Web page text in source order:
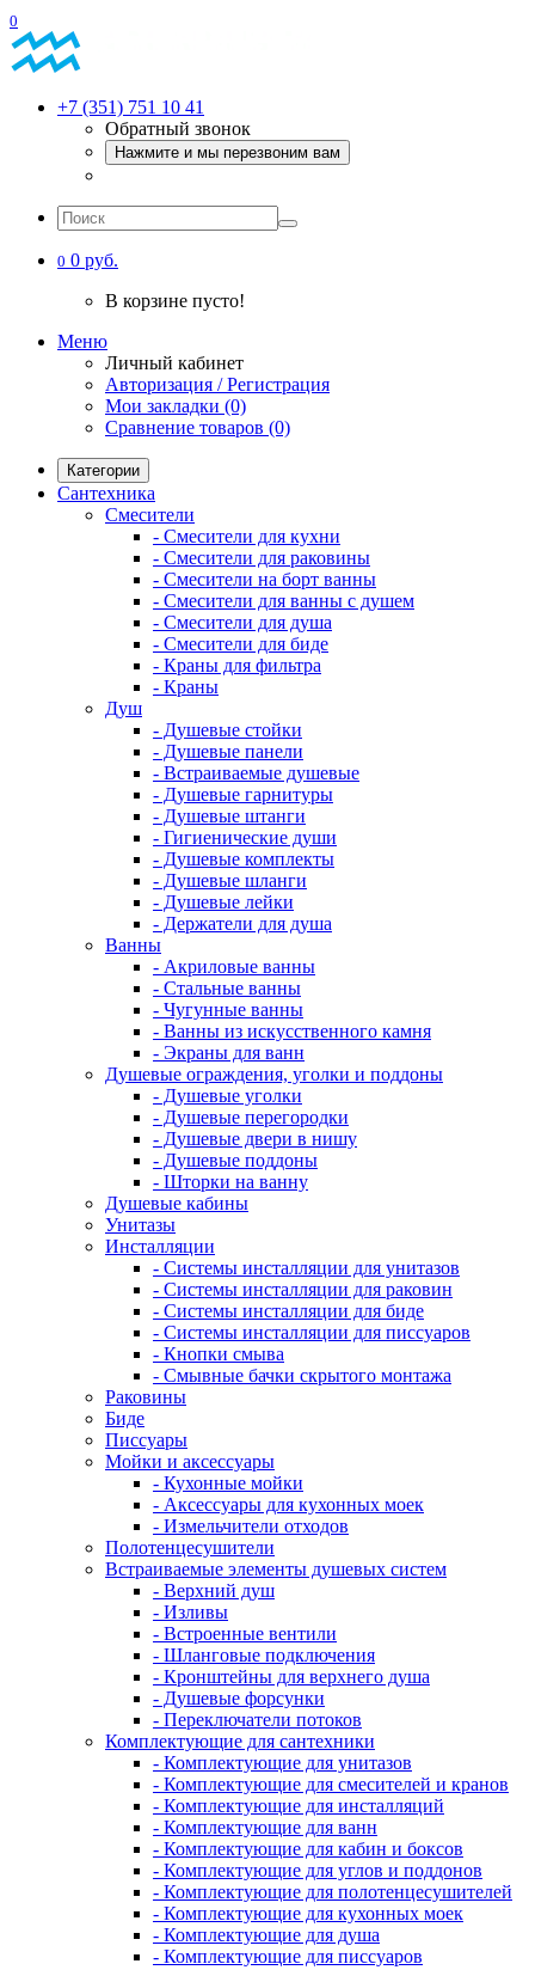
0
+7 (351) 751 10 41
Обратный звонок
Нажмите и мы перезвоним вам
0 0 руб.
В корзине пусто!
Меню
Личный кабинет
Авторизация / Регистрация
Мои закладки (0)
Сравнение товаров (0)
Категории
Сантехника
Смесители
- Смесители для кухни
- Смесители для раковины
- Смесители на борт ванны
- Смесители для ванны с душем
- Смесители для душа
- Смесители для биде
- Краны для фильтра
- Краны
Душ
- Душевые стойки
- Душевые панели
- Встраиваемые душевые
- Душевые гарнитуры
- Душевые штанги
- Гигиенические души
- Душевые комплекты
- Душевые шланги
- Душевые лейки
- Держатели для душа
Ванны
- Акриловые ванны
- Стальные ванны
- Чугунные ванны
- Ванны из искусственного камня
- Экраны для ванн
Душевые ограждения, уголки и поддоны
- Душевые уголки
- Душевые перегородки
- Душевые двери в нишу
- Душевые поддоны
- Шторки на ванну
Душевые кабины
Унитазы
Инсталляции
- Системы инсталляции для унитазов
- Системы инсталляции для раковин
- Системы инсталляции для биде
- Системы инсталляции для писсуаров
- Кнопки смыва
- Смывные бачки скрытого монтажа
Раковины
Биде
Писсуары
Мойки и аксессуары
- Кухонные мойки
- Аксессуары для кухонных моек
- Измельчители отходов
Полотенцесушители
Встраиваемые элементы душевых систем
- Верхний душ
- Изливы
- Встроенные вентили
- Шланговые подключения
- Кронштейны для верхнего душа
- Душевые форсунки
- Переключатели потоков
Комплектующие для сантехники
- Комплектующие для унитазов
- Комплектующие для смесителей и кранов
- Комплектующие для инсталляций
- Комплектующие для ванн
- Комплектующие для кабин и боксов
- Комплектующие для углов и поддонов
- Комплектующие для полотенцесушителей
- Комплектующие для кухонных моек
- Комплектующие для душа
- Комплектующие для писсуаров